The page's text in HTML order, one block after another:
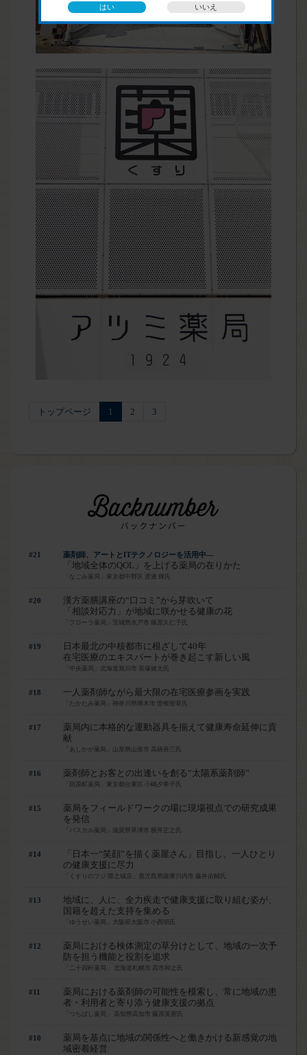
トップページ 1 2 3
#21 薬剤師、アートとITテクノロジーを活用中―
「地域全体のQOL」を上げる薬局の在りかた
「なごみ薬局」東京都中野区 渡邊 輝氏
#20
漢方薬膳講座の“口コミ”から芽吹いて
「相談対応力」が地域に咲かせる健康の花
「フローラ薬局」茨城県水戸市 篠原久仁子氏
#19
日本最北の中核都市に根ざして40年
在宅医療のエキスパートが巻き起こす新しい風
「中央薬局」北海道旭川市 長塚健太氏
#18 一人薬剤師ながら最大限の在宅医療参画を実践
「たかたみ薬局」神奈川県厚木市 曽根智章氏
#17
薬局内に本格的な運動器具を揃えて健康寿命延伸に貢
献
「あしかが薬局」山形県山形市 高橋善三氏
#16 薬剤師とお客との出逢いを創る“太陽系薬剤師”
「田原町薬局」東京都台東区 小嶋夕希子氏
#15
薬局をフィールドワークの場に現場視点での研究成果
を発信
「パスカル薬局」滋賀県草津市 横井正之氏
#14
「日本一“笑顔”を描く薬屋さん」目指し、一人ひとり
の健康支援に尽力
「くすりのフジ 隈之城店」鹿児島県薩摩川内市 藤井佑輔氏
#13
地域に、人に、全力疾走で健康支援に取り組む姿が、
国籍を超えた支持を集める
「ゆうせい薬局」大阪府大阪市 小西明氏
#12
薬局における検体測定の草分けとして、地域の一次予
防を担う機能と役割を追求
「二十四軒薬局」 北海道札幌市 高市和之氏
#11
薬局における薬剤師の可能性を模索し、常に地域の患
者・利用者と寄り添う健康支援の拠点
「つちばし薬局」 高知県高知市 藤原英憲氏
#10
薬局を基点に地域の関係性へと働きかける新感覚の地
域密着経営
はい